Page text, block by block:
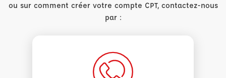
ou sur comment créer votre compte CPT, contactez-nous
par :